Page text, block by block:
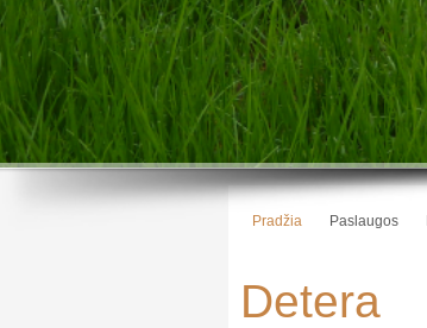
Pradžia Paslaugos
Detera